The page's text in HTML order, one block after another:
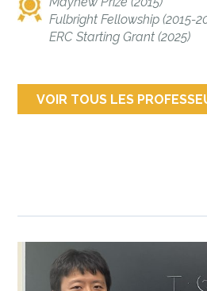
Fulbright Fellowship (2015-
ERC Starting Grant (2025)
VOIR TOUS LES